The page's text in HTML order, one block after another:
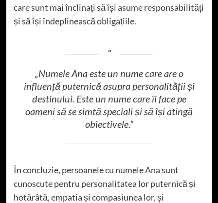
care sunt mai înclinați să își asume responsabilități
și să își îndeplinească obligațiile.
„Numele Ana este un nume care are o
influență puternică asupra personalității și
destinului. Este un nume care îi face pe
oameni să se simtă speciali și să își atingă
obiectivele.”
În concluzie, persoanele cu numele Ana sunt
cunoscute pentru personalitatea lor puternică și
hotărâtă, empatia și compasiunea lor, și